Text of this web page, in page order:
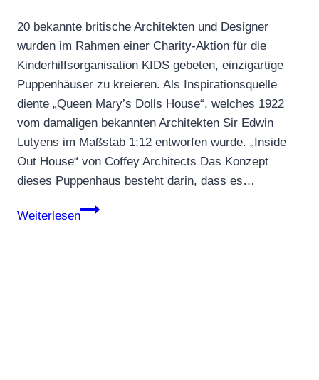
20 bekannte britische Architekten und Designer
wurden im Rahmen einer Charity-Aktion für die
Kinderhilfsorganisation KIDS gebeten, einzigartige
Puppenhäuser zu kreieren. Als Inspirationsquelle
diente „Queen Mary’s Dolls House“, welches 1922
vom damaligen bekannten Architekten Sir Edwin
Lutyens im Maßstab 1:12 entworfen wurde. „Inside
Out House“ von Coffey Architects Das Konzept
dieses Puppenhaus besteht darin, dass es…
Weiterlesen
Willkommen